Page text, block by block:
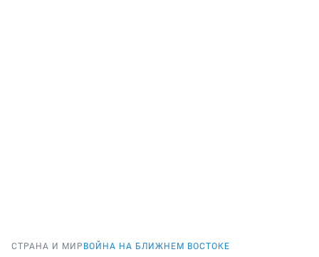
СТРАНА И МИР ВОЙНА НА БЛИЖНЕМ ВОСТОКЕ